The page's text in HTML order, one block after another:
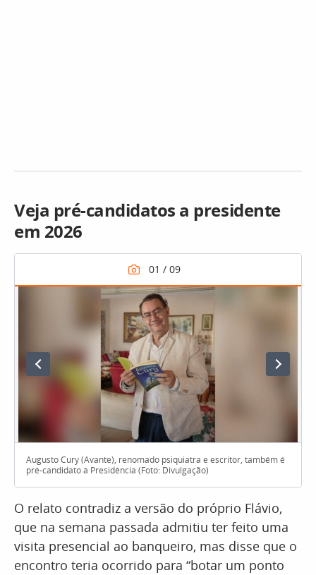
Veja pré-candidatos a presidente
em 2026
Augusto Cury (Avante), renomado psiquiatra e escritor, também é
pré-candidato à Presidência (Foto: Divulgação)
O relato contradiz a versão do próprio Flávio,
que na semana passada admitiu ter feito uma
visita presencial ao banqueiro, mas disse que o
encontro teria ocorrido para “botar um ponto